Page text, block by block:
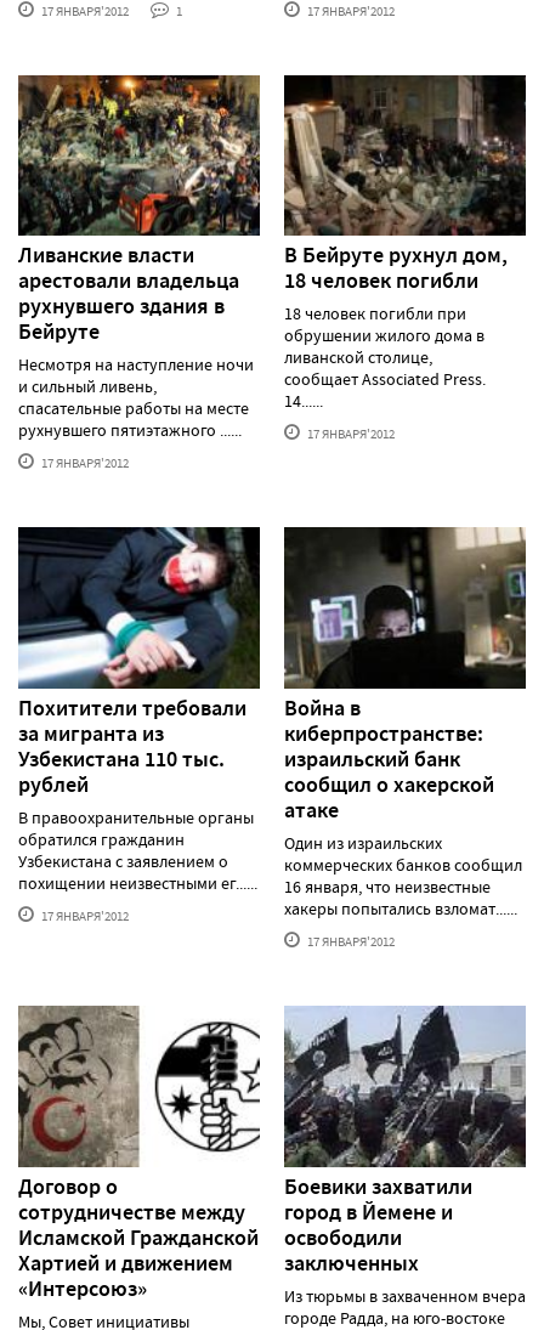
17 ЯНВАРЯ'2012 1 17 ЯНВАРЯ'2012
Ливанские власти
арестовали владельца
рухнувшего здания в
Бейруте
Несмотря на наступление ночи
и сильный ливень,
спасательные работы на месте
рухнувшего пятиэтажного ......
17 ЯНВАРЯ'2012
В Бейруте рухнул дом,
18 человек погибли
18 человек погибли при
обрушении жилого дома в
ливанской столице,
сообщает Associated Press.
14......
17 ЯНВАРЯ'2012
Похитители требовали
за мигранта из
Узбекистана 110 тыс.
рублей
В правоохранительные органы
обратился гражданин
Узбекистана с заявлением о
похищении неизвестными ег......
17 ЯНВАРЯ'2012
Война в
киберпространстве:
израильский банк
сообщил о хакерской
атаке
Один из израильских
коммерческих банков сообщил
16 января, что неизвестные
хакеры попытались взломат......
17 ЯНВАРЯ'2012
Договор о
сотрудничестве между
Исламской Гражданской
Хартией и движением
«Интерсоюз»
Мы, Совет инициативы
Боевики захватили
город в Йемене и
освободили
заключенных
Из тюрьмы в захваченном вчера
городе Радда, на юго-востоке